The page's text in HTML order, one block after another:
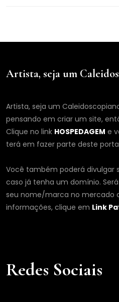
Artista, seja um
Artista, seja um
pensando em criar um site,
Clique no link HOSPEDAGEM e
terá em fazer parte deste
Você também poderá divulgar
caso já tenha um domínio.
seu nome/marca no mercado
informações, clique em Link
Redes Sociais